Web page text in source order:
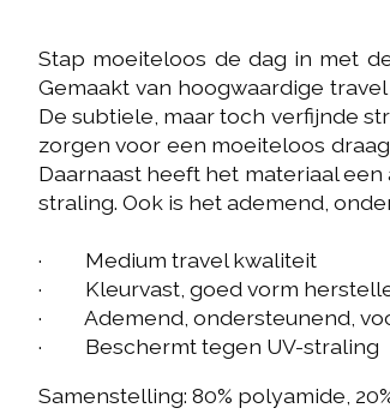
Stap moeiteloos de dag in met
Gemaakt van hoogwaardige
De subtiele, maar toch verfijnde
zorgen voor een moeiteloos
Daarnaast heeft het materiaal
straling. Ook is het ademend,
· Medium travel kwaliteit
· Kleurvast, goed vorm
· Ademend, ondersteunend,
· Beschermt tegen UV-straling
Samenstelling: 80% polyamide,